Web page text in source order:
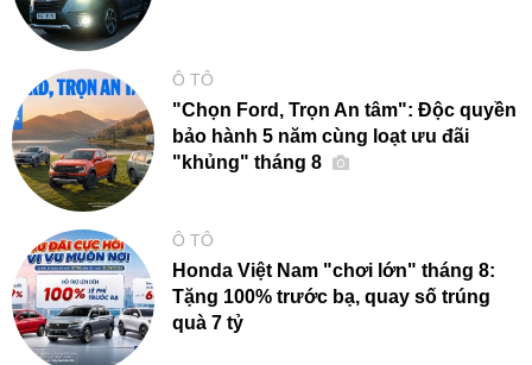
Ô TÔ
"Chọn Ford, Trọn An tâm": Độc quyền
bảo hành 5 năm cùng loạt ưu đãi
"khủng" tháng 8
Ô TÔ
Honda Việt Nam "chơi lớn" tháng 8:
Tặng 100% trước bạ, quay số trúng
quà 7 tỷ